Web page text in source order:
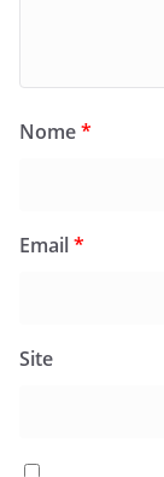
Nome*
Email*
Site